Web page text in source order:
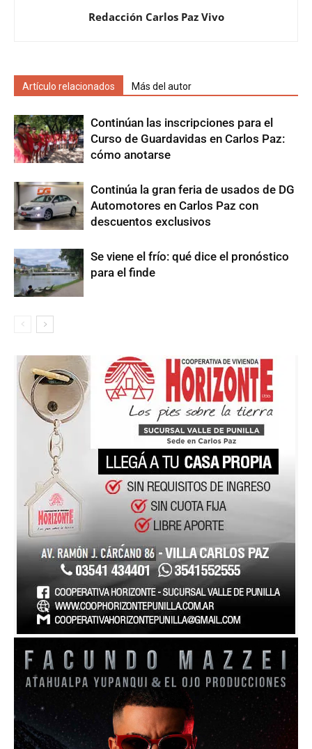
Redacción Carlos Paz Vivo
Artículo relacionados Más del autor
Continúan las inscripciones para el
Curso de Guardavidas en Carlos Paz:
cómo anotarse
Continúa la gran feria de usados de DG
Automotores en Carlos Paz con
descuentos exclusivos
Se viene el frío: qué dice el pronóstico
para el finde